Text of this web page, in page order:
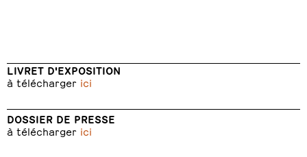
LIVRET D'EXPOSITION
à télécharger ici
DOSSIER DE PRESSE
à télécharger ici